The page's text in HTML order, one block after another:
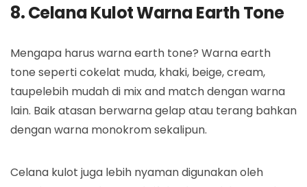
8. Celana Kulot Warna Earth Tone
Mengapa harus warna earth tone? Warna earth
tone seperti cokelat muda, khaki, beige, cream,
taupelebih mudah di mix and match dengan warna
lain. Baik atasan berwarna gelap atau terang bahkan
dengan warna monokrom sekalipun.
Celana kulot juga lebih nyaman digunakan oleh